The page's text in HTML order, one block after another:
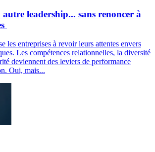
leadership... sans renoncer à
les entreprises à revoir leurs attentes envers
Les compétences relationnelles, la diversité
deviennent des leviers de performance
Oui, mais...